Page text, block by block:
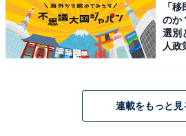
所得税の配偶者控除の「103万円
トなどの主婦を悩ませるものとし
「
のか
選別
人政
連載をもっと見